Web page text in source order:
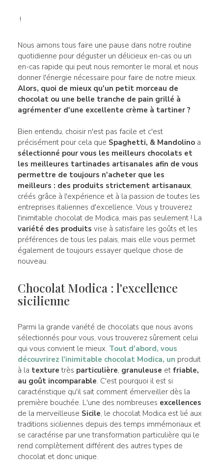
!
Nous aimons tous faire une pause dans notre routine
quotidienne pour déguster un délicieux en-cas ou un
en-cas rapide qui peut nous remonter le moral et nous
donner l'énergie nécessaire pour faire de notre mieux.
Alors, quoi de mieux qu'un petit morceau de
chocolatou une belle tranche de pain grillé à
agrémenter d'une excellente crème à tartiner ?
Bien entendu, choisir n'est pas facile et c'est
précisément pour cela que Spaghetti, & Mandolinoa
sélectionné pour vous les meilleurs chocolats et
les meilleures tartinades artisanales afin de vous
permettre de toujours n'acheter que les
meilleurs : des produits strictement artisanaux,
créés grâce à l'expérience et à la passion de toutes les
entreprises italiennes d'excellence. Vous y trouverez
l'inimitable chocolat de Modica, mais pas seulement ! La
variété des produits vise à satisfaire les goûts et les
préférences de tous les palais, mais elle vous permet
également de toujours essayer quelque chose de
nouveau.
Chocolat Modica : l'excellence
sicilienne
Parmi la grande variété de chocolats que nous avons
sélectionnés pour vous, vous trouverez sûrement celui
qui vous convient le mieux. Tout d'abord, vous
découvrirez l'inimitable chocolat Modica, un produit
à la texture très particulière, granuleuse et friable,
au goûtincomparable. C'est pourquoi il est si
caractéristique qu'il sait comment émerveiller dès la
première bouchée. L'une des nombreuses excellences
de la merveilleuse Sicile, le chocolat Modica est lié aux
traditions siciliennes depuis des temps immémoriaux et
se caractérise par une transformation particulière qui le
rend complètement différent des autres types de
chocolat et donc unique.